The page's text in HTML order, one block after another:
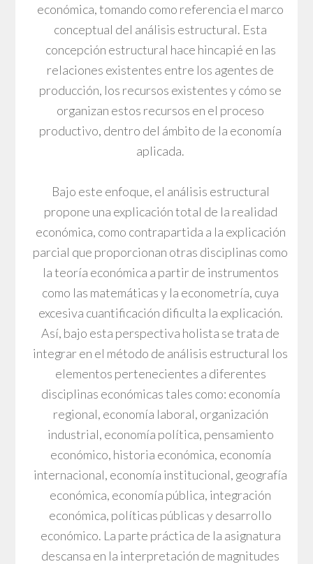
económica, tomando como referencia el marco
conceptual del análisis estructural. Esta
concepción estructural hace hincapié en las
relaciones existentes entre los agentes de
producción, los recursos existentes y cómo se
organizan estos recursos en el proceso
productivo, dentro del ámbito de la economía
aplicada.
Bajo este enfoque, el análisis estructural
propone una explicación total de la realidad
económica, como contrapartida a la explicación
parcial que proporcionan otras disciplinas como
la teoría económica a partir de instrumentos
como las matemáticas y la econometría, cuya
excesiva cuantificación dificulta la explicación.
Así, bajo esta perspectiva holista se trata de
integrar en el método de análisis estructural los
elementos pertenecientes a diferentes
disciplinas económicas tales como: economía
regional, economía laboral, organización
industrial, economía política, pensamiento
económico, historia económica, economía
internacional, economía institucional, geografía
económica, economía pública, integración
económica, políticas públicas y desarrollo
económico. La parte práctica de la asignatura
descansa en la interpretación de magnitudes